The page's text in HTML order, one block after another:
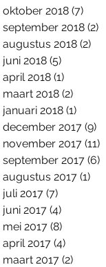
oktober 2018 (7)
september 2018 (2)
augustus 2018 (2)
juni 2018 (5)
april 2018 (1)
maart 2018 (2)
januari 2018 (1)
december 2017 (9)
november 2017 (11)
september 2017 (6)
augustus 2017 (1)
juli 2017 (7)
juni 2017 (4)
mei 2017 (8)
april 2017 (4)
maart 2017 (2)